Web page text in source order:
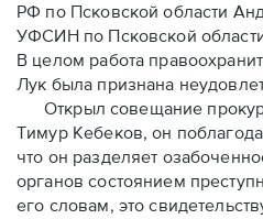
РФ по Псковской области
УФСИН по Псковской
В целом работа
Лук была признана
Открыл совещание
Тимур Кебеков, он
что он разделяет
органов состоянием
его словам, это